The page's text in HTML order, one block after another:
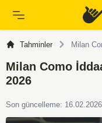
Tahminler Milan
Milan Como
2026
Son güncelleme: 16.02.2026